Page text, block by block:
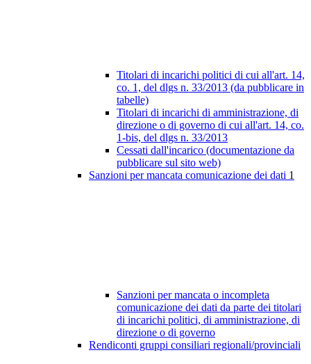
Titolari di incarichi politici di cui all'art. 14,
co. 1, del dlgs n. 33/2013 (da pubblicare in
tabelle)
Titolari di incarichi di amministrazione, di
direzione o di governo di cui all'art. 14, co.
1-bis, del dlgs n. 33/2013
Cessati dall'incarico (documentazione da
pubblicare sul sito web)
Sanzioni per mancata comunicazione dei dati 1
Sanzioni per mancata o incompleta
comunicazione dei dati da parte dei titolari
di incarichi politici, di amministrazione, di
direzione o di governo
Rendiconti gruppi consiliari regionali/provinciali